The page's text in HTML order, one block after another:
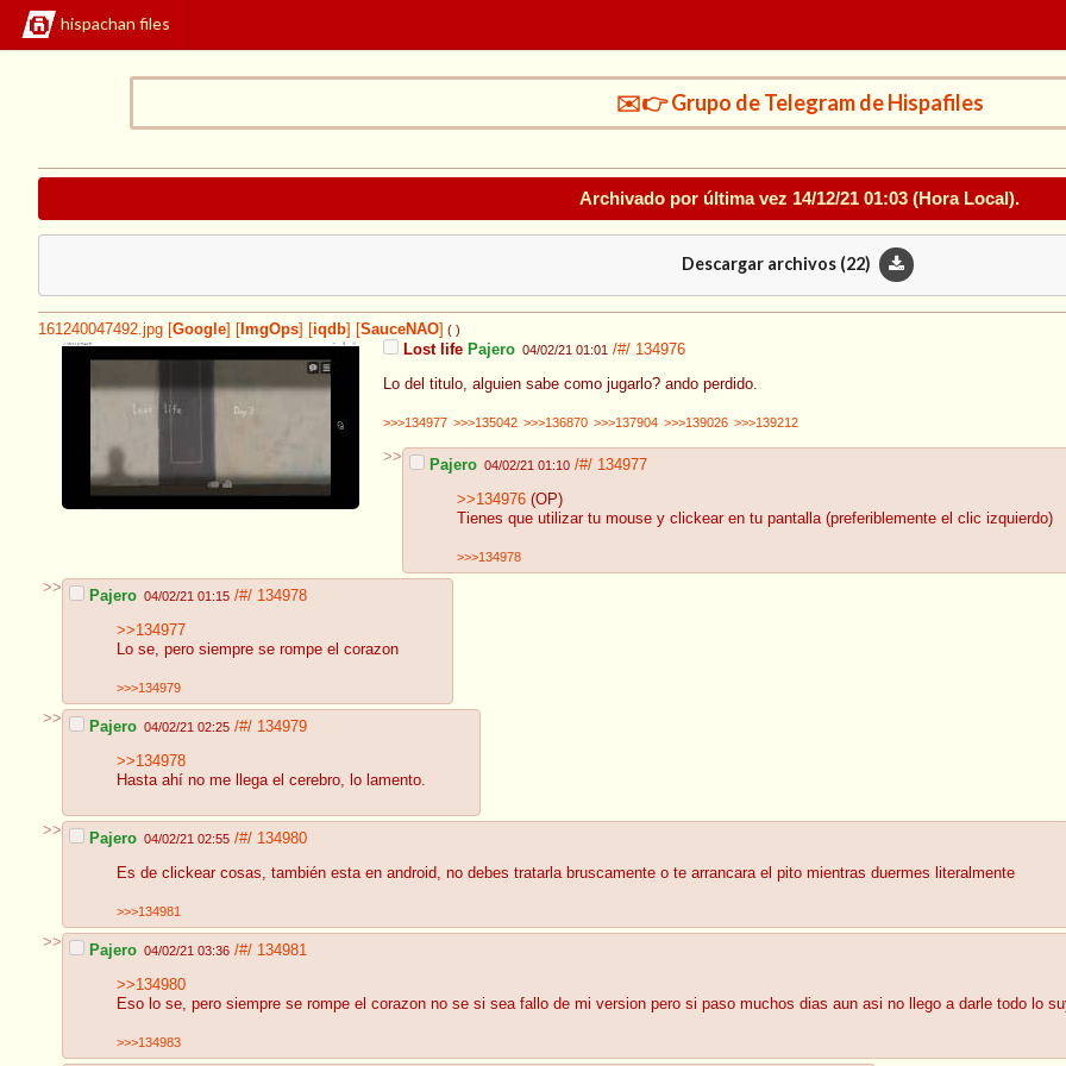
hispachan files
✉️👉 Grupo de Telegram de Hispafiles
Archivado por última vez 14/12/21 01:03 (Hora Local).
Descargar archivos (22)
161240047492.jpg Google ImgOps iqdb SauceNAO ( )
Lost life Pajero 04/02/21 01:01 /#/ 134976
Lo del titulo, alguien sabe como jugarlo? ando perdido.
>>>134977 >>>135042 >>>136870 >>>137904 >>>139026 >>>139212
>> Pajero 04/02/21 01:10 /#/ 134977
>>134976 (OP)
Tienes que utilizar tu mouse y clickear en tu pantalla (preferiblemente el clic izquierdo)
>>>134978
>> Pajero 04/02/21 01:15 /#/ 134978
>>134977
Lo se, pero siempre se rompe el corazon
>>>134979
>> Pajero 04/02/21 02:25 /#/ 134979
>>134978
Hasta ahí no me llega el cerebro, lo lamento.
>> Pajero 04/02/21 02:55 /#/ 134980
Es de clickear cosas, también esta en android, no debes tratarla bruscamente o te arrancara el pito mientras duermes literalmente
>>>134981
>> Pajero 04/02/21 03:36 /#/ 134981
>>134980
Eso lo se, pero siempre se rompe el corazon no se si sea fallo de mi version pero si paso muchos dias aun asi no llego a darle todo lo
>>>134983